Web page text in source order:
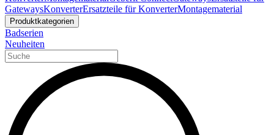
GatewaysKonverterErsatzteile für KonverterMontagematerial
Produktkategorien
Badserien
Neuheiten